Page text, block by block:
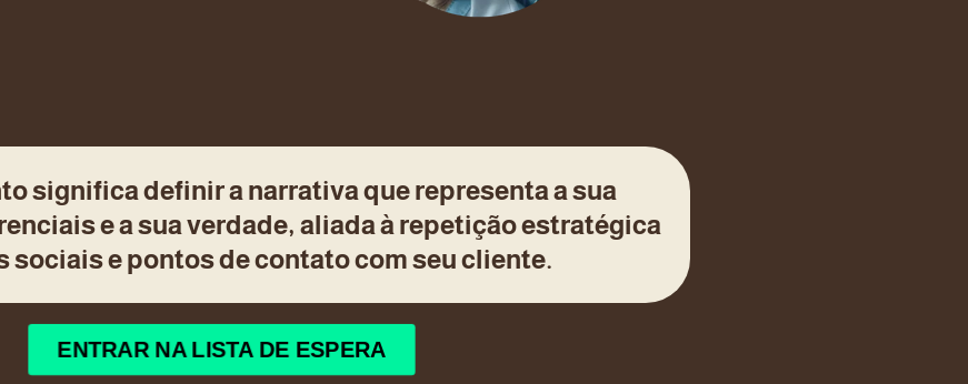
significa definir a narrativa que representa a sua
e a sua verdade, aliada à repetição estratégica
sociais e pontos de contato com seu cliente.
ENTRAR NA LISTA DE ESPERA